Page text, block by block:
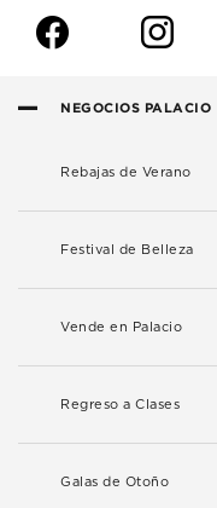
f i
NEGOCIOS PALACIO
Rebajas de Verano
Festival de Belleza
Vende en Palacio
Regreso a Clases
Galas de Otoño